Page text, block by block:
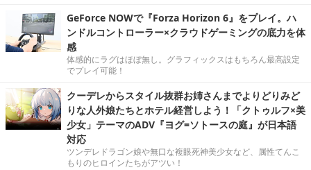
GeForce NOWで『Forza Horizon 6』をプレイ。ハ
ンドルコントローラー×クラウドゲーミングの底力を体
感
体感的にラグはほぼ無し。グラフィックスはもちろん最高設定
でプレイ可能！
クーデレからスタイル抜群お姉さんまでよりどりみど
りな人外娘たちとホテル経営しよう！「クトゥルフ×美
少女」テーマのADV『ヨグ=ソトースの庭』が日本語
対応
ツンデレドラゴン娘や無口な複眼死神美少女など、属性てんこ
もりのヒロインたちがアツい！